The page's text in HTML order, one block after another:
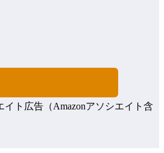
イト広告（Amazonアソシエイト含